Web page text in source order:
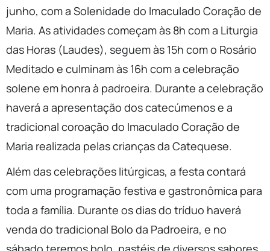
junho, com a Solenidade do Imaculado Coração de
Maria. As atividades começam às 8h com a Liturgia
das Horas (Laudes), seguem às 15h com o Rosário
Meditado e culminam às 16h com a celebração
solene em honra à padroeira. Durante a celebração
haverá a apresentação dos catecúmenos e a
tradicional coroação do Imaculado Coração de
Maria realizada pelas crianças da Catequese.
Além das celebrações litúrgicas, a festa contará
com uma programação festiva e gastronômica para
toda a família. Durante os dias do tríduo haverá
venda do tradicional Bolo da Padroeira, e no